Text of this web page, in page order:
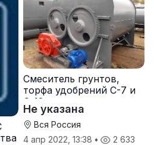
Смеситель грунтов,
торфа удобрений С-7 и
С-12
Не указана
Вся Россия
4 апр 2022, 13:38 • 2 633